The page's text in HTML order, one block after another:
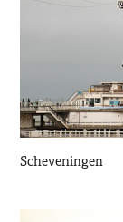
Scheveningen